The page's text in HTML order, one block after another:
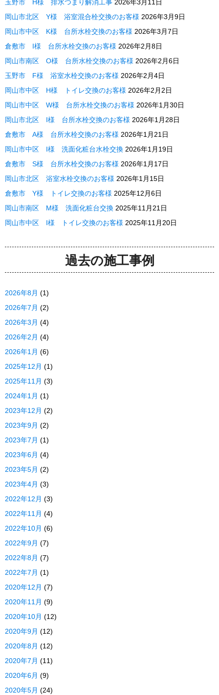
玉野市 H様 排水つまり解消工事 2026年3月11日
岡山市北区 Y様 浴室混合栓交換のお客様 2026年3月9日
岡山市中区 K様 台所水栓交換のお客様 2026年3月7日
倉敷市 I様 台所水栓交換のお客様 2026年2月8日
岡山市南区 O様 台所水栓交換のお客様 2026年2月6日
玉野市 F様 浴室水栓交換のお客様 2026年2月4日
岡山市中区 H様 トイレ交換のお客様 2026年2月2日
岡山市中区 W様 台所水栓交換のお客様 2026年1月30日
岡山市北区 I様 台所水栓交換のお客様 2026年1月28日
倉敷市 A様 台所水栓交換のお客様 2026年1月21日
岡山市中区 I様 洗面化粧台水栓交換 2026年1月19日
倉敷市 S様 台所水栓交換のお客様 2026年1月17日
岡山市北区 浴室水栓交換のお客様 2026年1月15日
倉敷市 Y様 トイレ交換のお客様 2025年12月6日
岡山市南区 M様 洗面化粧台交換 2025年11月21日
岡山市中区 I様 トイレ交換のお客様 2025年11月20日
過去の施工事例
2026年8月 (1)
2026年7月 (2)
2026年3月 (4)
2026年2月 (4)
2026年1月 (6)
2025年12月 (1)
2025年11月 (3)
2024年1月 (1)
2023年12月 (2)
2023年9月 (2)
2023年7月 (1)
2023年6月 (4)
2023年5月 (2)
2023年4月 (3)
2022年12月 (3)
2022年11月 (4)
2022年10月 (6)
2022年9月 (7)
2022年8月 (7)
2022年7月 (1)
2020年12月 (7)
2020年11月 (9)
2020年10月 (12)
2020年9月 (12)
2020年8月 (12)
2020年7月 (11)
2020年6月 (9)
2020年5月 (24)